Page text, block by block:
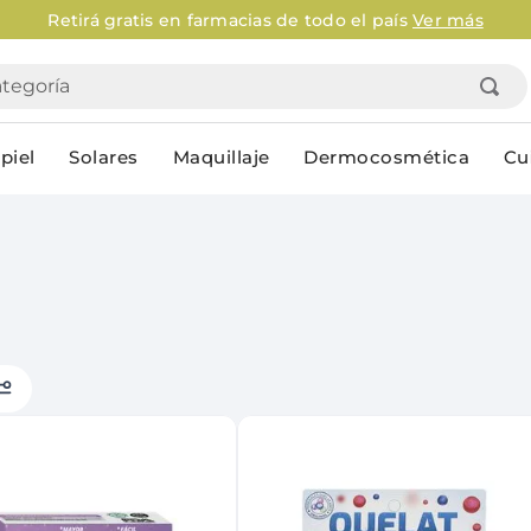
Retirá gratis en farmacias de todo el país Ver más
Higiene
Solares Maquillaje Dermocosmética